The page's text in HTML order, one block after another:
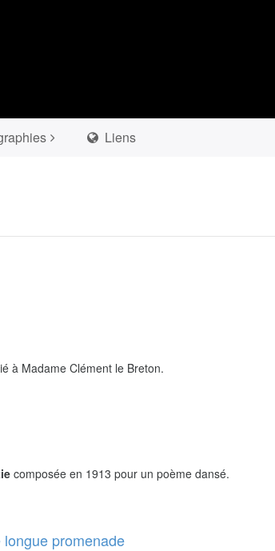
Liens
à Madame Clément le Breton.
composée en 1913 pour un poème dansé.
promenade